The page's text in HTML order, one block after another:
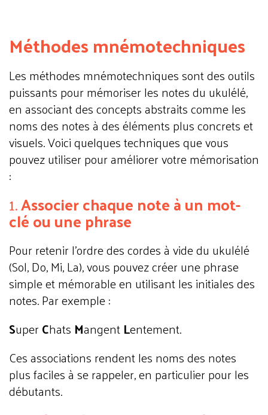
Méthodes mnémotechniques
Les méthodes mnémotechniques sont des outils
puissants pour mémoriser les notes du ukulélé,
en associant des concepts abstraits comme les
noms des notes à des éléments plus concrets et
visuels. Voici quelques techniques que vous
pouvez utiliser pour améliorer votre mémorisation
:
1.Associer chaque note à un mot-
clé ou une phrase
Pour retenir l'ordre des cordes à vide du ukulélé
(Sol, Do, Mi, La), vous pouvez créer une phrase
simple et mémorable en utilisant les initiales des
notes. Par exemple :
SuperChats MangentLentement.
Ces associations rendent les noms des notes
plus faciles à se rappeler, en particulier pour les
débutants.